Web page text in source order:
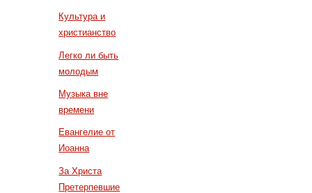
Культура и
христианство
Легко ли быть
молодым
Музыка вне
времени
Евангелие от
Иоанна
За Христа
Претерпевшие